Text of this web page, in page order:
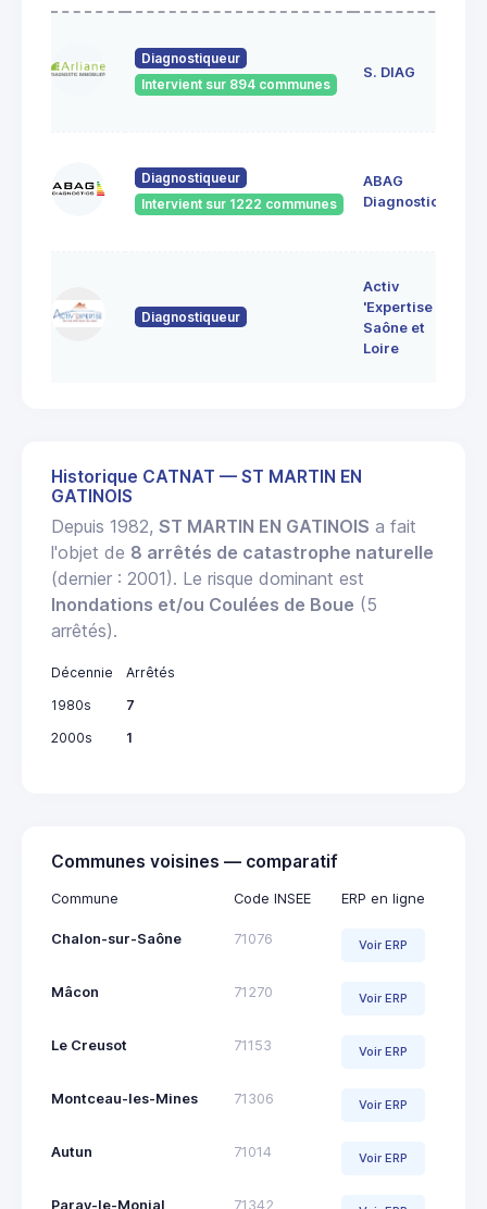
Diagnostiqueur
Intervient sur 894 communes
S. DIAG
Diagnostiqueur
Intervient sur 1222 communes
ABAG
Diagnostics
Diagnostiqueur
Activ
'Expertise
Saône et
Loire
Historique CATNAT — ST MARTIN EN
GATINOIS
Depuis 1982, ST MARTIN EN GATINOIS a fait
l'objet de 8 arrêtés de catastrophe naturelle
(dernier : 2001). Le risque dominant est
Inondations et/ou Coulées de Boue (5
arrêtés).
Décennie
Arrêtés
1980s
7
2000s
1
Communes voisines — comparatif
Commune Code INSEE ERP en ligne
Chalon-sur-Saône 71076 Voir ERP
Mâcon 71270 Voir ERP
Le Creusot 71153 Voir ERP
Montceau-les-Mines 71306 Voir ERP
Autun 71014 Voir ERP
Paray-le-Monial 71342